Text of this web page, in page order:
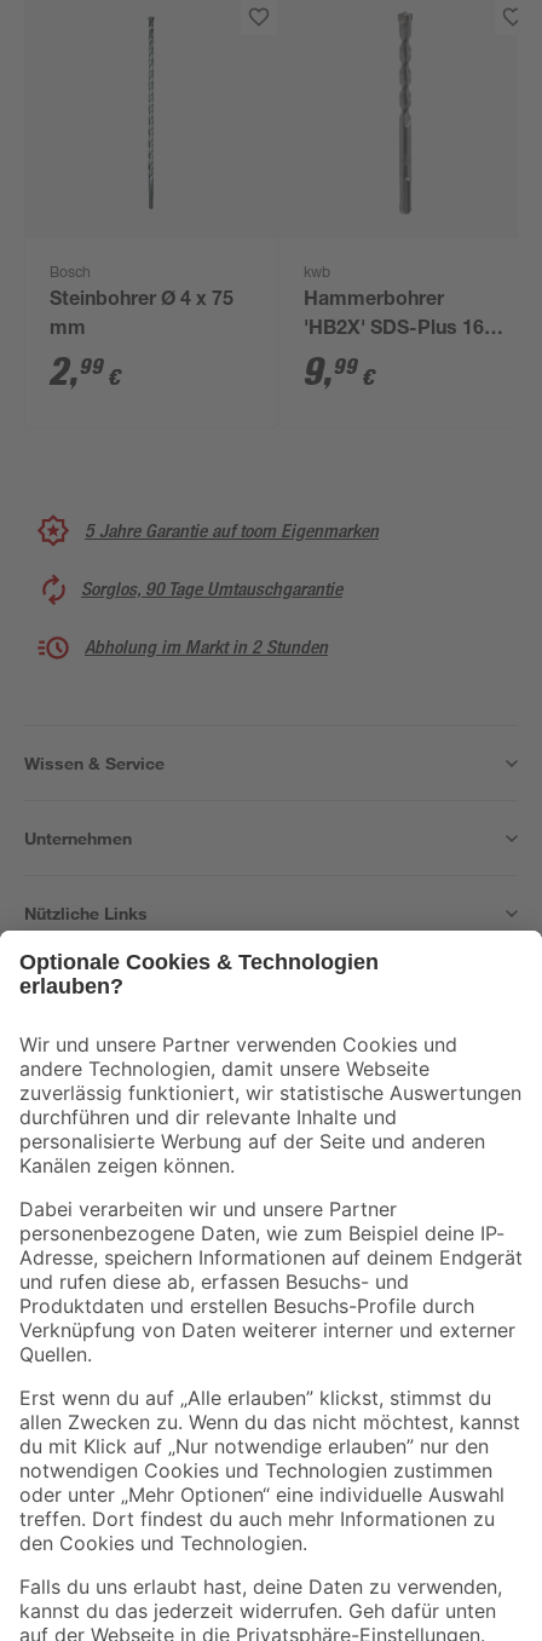
Bosch
Steinbohrer Ø 4 x 75
mm
2,99 €
kwb
Hammerbohrer
'HB2X' SDS-Plus 160
mm Ø 12 mm
9,99 €
5 Jahre Garantie auf toom Eigenmarken
Sorglos, 90 Tage Umtauschgarantie
Abholung im Markt in 2 Stunden
Wissen & Service
Unternehmen
Nützliche Links
Der toom Newsletter: Keine Angebote und Aktionen mehr verpassen!
Zur Newsletter Anmeldung
Folge uns
Zahlungsarten Versandarten
Sicher einkaufen
Jetzt die toom-App herunterladen
Alle Preisangaben in EUR inkl. gesetzl. MwSt.. Die dargestellten Angebote sind unter
Umständen nicht in allen Märkten verfügbar. Die angegebenen Verfügbarkeiten beziehen